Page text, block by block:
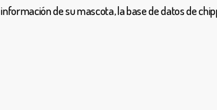
de su mascota, la base de datos de